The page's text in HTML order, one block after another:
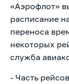
«Аэрофлот»
расписание
переноса
некоторых
служба
- Часть